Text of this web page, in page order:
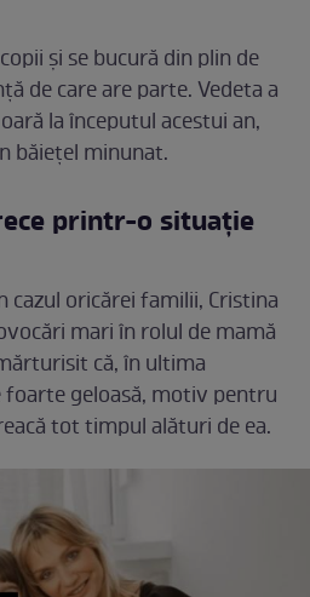
și se bucură din plin de
de care are parte. Vedeta a
la începutul acestui an,
băiețel minunat.
printr-o situație
cazul oricărei familii, Cristina
mari în rolul de mamă
că, în ultima
geloasă, motiv pentru
tot timpul alături de ea.